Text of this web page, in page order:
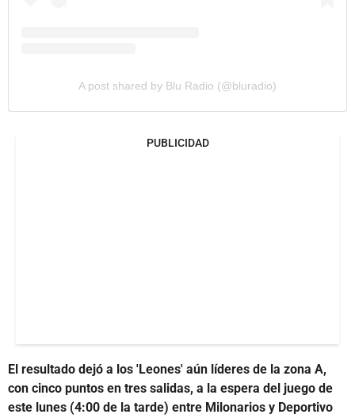
A post shared by Blu Radio (@bluradio)
PUBLICIDAD
El resultado dejó a los 'Leones' aún líderes de la zona A,
con cinco puntos en tres salidas, a la espera del juego de
este lunes (4:00 de la tarde) entre Milonarios y Deportivo